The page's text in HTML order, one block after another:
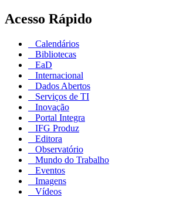
Acesso Rápido
Calendários
Bibliotecas
EaD
Internacional
Dados Abertos
Serviços de TI
Inovação
Portal Integra
IFG Produz
Editora
Observatório
Mundo do Trabalho
Eventos
Imagens
Vídeos